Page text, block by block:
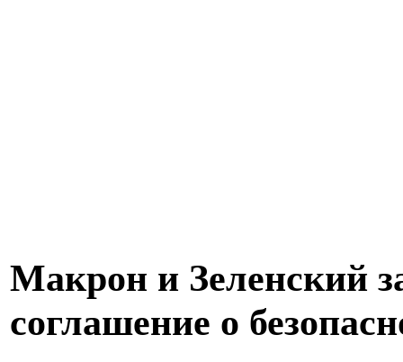
Макрон и Зеленский
соглашение о